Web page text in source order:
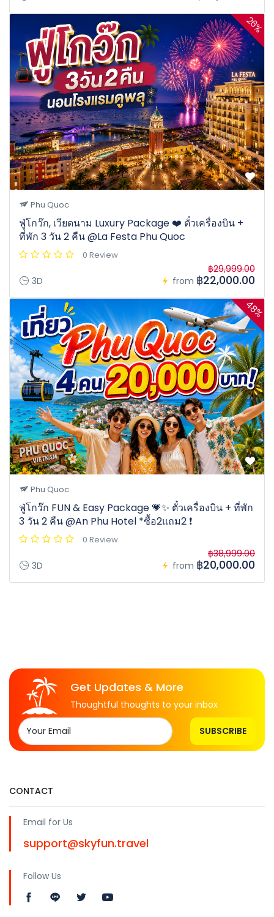
26%
Phu Quoc
ฟู่โกว๊ก, เวียดนาม Luxury Package ❤️ ตั๋วเครื่องบิน +
ที่พัก 3 วัน 2 คืน @La Festa Phu Quoc
0 Review
3D from
฿29,999.00
฿22,000.00
48%
Phu Quoc
ฟู่โกว๊ก FUN & Easy Package 💗✨ ตั๋วเครื่องบิน + ที่พัก
3 วัน 2 คืน @An Phu Hotel *ซื้อ2แถม2 ❗️
0 Review
3D from
฿38,999.00
฿20,000.00
Get Updates & More
Thoughtful thoughts to your inbox
SUBSCRIBE
CONTACT
Email for Us
support@skyfun.travel
Follow Us